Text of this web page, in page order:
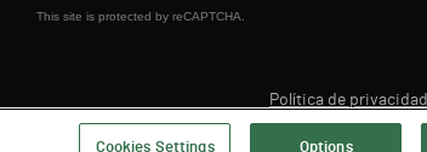
This site is protected by reCAPTCHA.
Política de privacidad
Cookies Settings Options